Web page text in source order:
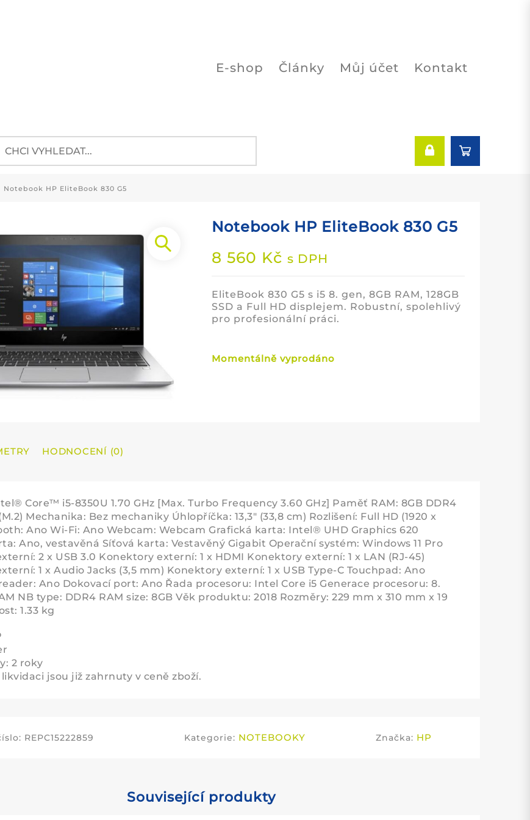
E-shop Články Můj účet Kontakt
Notebook HP EliteBook 830 G5
Notebook HP EliteBook 830 G5
8 560 Kč s DPH
EliteBook 830 G5 s i5 8. gen, 8GB RAM, 128GB
SSD a Full HD displejem. Robustní, spolehlivý
pro profesionální práci.
Momentálně vyprodáno
HODNOCENÍ (0)
Core™ i5-8350U 1.70 GHz [Max. Turbo Frequency 3.60 GHz] Paměť RAM: 8GB DDR4
(M.2) Mechanika: Bez mechaniky Úhlopříčka: 13,3" (33,8 cm) Rozlišení: Full HD (1920 x
Ano Wi-Fi: Ano Webcam: Webcam Grafická karta: Intel® UHD Graphics 620
Ano, vestavěná Síťová karta: Vestavěný Gigabit Operační systém: Windows 11 Pro
2 x USB 3.0 Konektory externí: 1 x HDMI Konektory externí: 1 x LAN (RJ-45)
1 x Audio Jacks (3,5 mm) Konektory externí: 1 x USB Type-C Touchpad: Ano
Ano Dokovací port: Ano Řada procesoru: Intel Core i5 Generace procesoru: 8.
NB type: DDR4 RAM size: 8GB Věk produktu: 2018 Rozměry: 229 mm x 310 mm x 19
1.33 kg
2 roky
jsou již zahrnuty v ceně zboží.
REPC15222859 Kategorie: NOTEBOOKY Značka: HP
Související produkty